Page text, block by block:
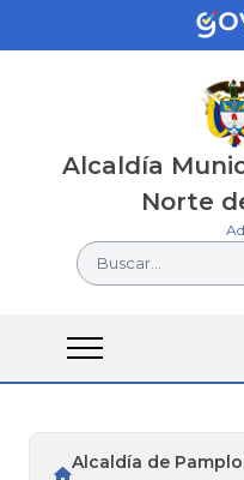
Alcaldía
Norte
Buscar...
Alcaldía de